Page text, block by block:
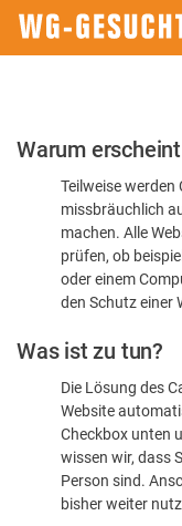
Bitte
dass
sind
Warum
Teilweise
missbräuchlich
machen. Alle
prüfen, ob
oder einem
den Schutz einer
Was ist zu tun?
Die Lösung des
Website
Checkbox unten
wissen wir, dass
Person sind.
bisher weiter